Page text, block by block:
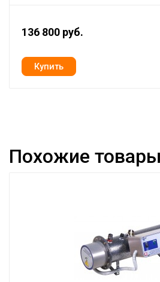
136 800 руб.
Похожие товары